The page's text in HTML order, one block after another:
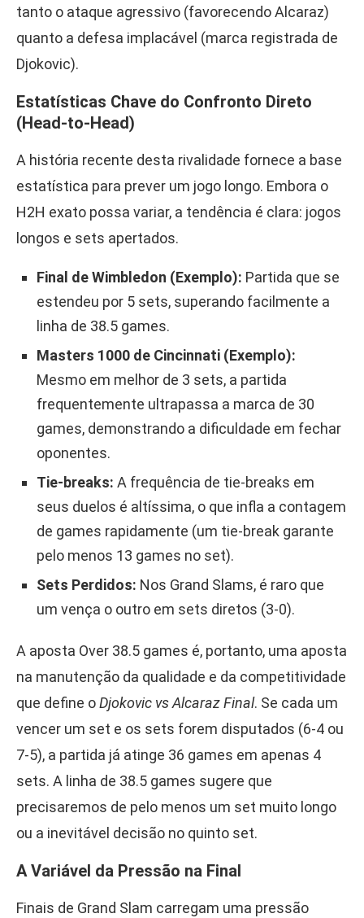
tanto o ataque agressivo (favorecendo Alcaraz)
quanto a defesa implacável (marca registrada de
Djokovic).
Estatísticas Chave do Confronto Direto
(Head-to-Head)
A história recente desta rivalidade fornece a base
estatística para prever um jogo longo. Embora o
H2H exato possa variar, a tendência é clara: jogos
longos e sets apertados.
Final de Wimbledon (Exemplo): Partida que se
estendeu por 5 sets, superando facilmente a
linha de 38.5 games.
Masters 1000 de Cincinnati (Exemplo):
Mesmo em melhor de 3 sets, a partida
frequentemente ultrapassa a marca de 30
games, demonstrando a dificuldade em fechar
oponentes.
Tie-breaks: A frequência de tie-breaks em
seus duelos é altíssima, o que infla a contagem
de games rapidamente (um tie-break garante
pelo menos 13 games no set).
Sets Perdidos: Nos Grand Slams, é raro que
um vença o outro em sets diretos (3-0).
A aposta Over 38.5 games é, portanto, uma aposta
na manutenção da qualidade e da competitividade
que define oDjokovic vs Alcaraz Final. Se cada um
vencer um set e os sets forem disputados (6-4 ou
7-5), a partida já atinge 36 games em apenas 4
sets. A linha de 38.5 games sugere que
precisaremos de pelo menos um set muito longo
ou a inevitável decisão no quinto set.
A Variável da Pressão na Final
Finais de Grand Slam carregam uma pressão